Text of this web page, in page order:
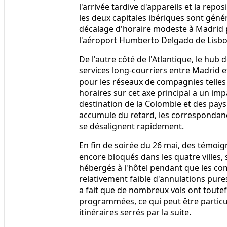
l'arrivée tardive d'appareils et la
les deux capitales ibériques sont
décalage d'horaire modeste à
l'aéroport Humberto Delgado de
De l'autre côté de l'Atlantique, le hub
services long-courriers entre Madrid
pour les réseaux de compagnies
horaires sur cet axe principal a un
destination de la Colombie et des
accumule du retard, les
se désalignent rapidement.
En fin de soirée du 26 mai, des
encore bloqués dans les quatre
hébergés à l'hôtel pendant que les
relativement faible d'annulations
a fait que de nombreux vols ont
programmées, ce qui peut être
itinéraires serrés par la suite.